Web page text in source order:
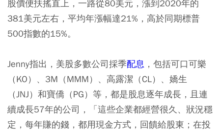
股價便扶搖直上，一路從80美元，漲到2020年的
381美元左右，平均年漲幅達21%，高於同期標普
500指數的15%。
Jenny指出，美股多數公司採季配息 ，包括可口可樂
（KO）、3M（MMM）、高露潔（CL）、嬌生
（JNJ）和寶僑（PG）等，都是股息逐年成長，且連
續成長57年的公司，「這些企業都經營很久、狀況穩
定，每年賺的錢，都用現金方式，回饋給股東；在投